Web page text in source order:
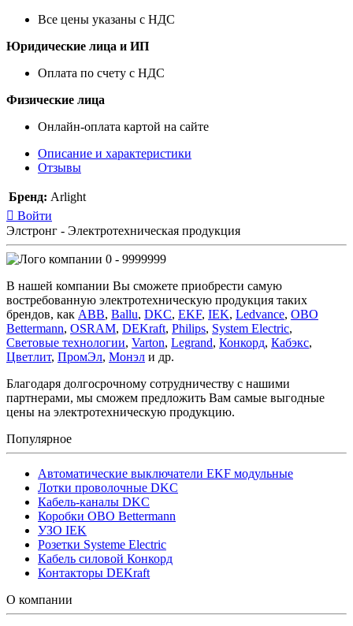
Все цены указаны с НДС
Юридические лица и ИП
Оплата по счету с НДС
Физические лица
Онлайн-оплата картой на сайте
Описание и характеристики
Отзывы
Бренд: Arlight
Войти
Элстронг - Электротехническая продукция
0 - 9999999
В нашей компании Вы сможете приобрести самую
востребованную электротехническую продукция таких
брендов, как ABB, Ballu, DKC, EKF, IEK, Ledvance, OBO
Bettermann, OSRAM, DEKraft, Philips, System Electric,
Световые технологии, Varton, Legrand, Конкорд, Кабэкс,
Цветлит, ПромЭл, Монэл и др.
Благодаря долгосрочному сотрудничеству с нашими
партнерами, мы сможем предложить Вам самые выгодные
цены на электротехническую продукцию.
Популярное
Автоматические выключатели EKF модульные
Лотки проволочные DKC
Кабель-каналы DKC
Коробки OBO Bettermann
УЗО IEK
Розетки Systeme Electric
Кабель силовой Конкорд
Контакторы DEKraft
О компании